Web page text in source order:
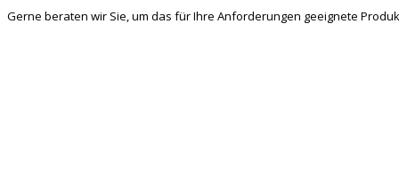
Gerne beraten wir Sie, um das für Ihre Anforderungen geeignete